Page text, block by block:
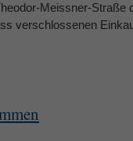
Meissner-Straße
verschlossenen